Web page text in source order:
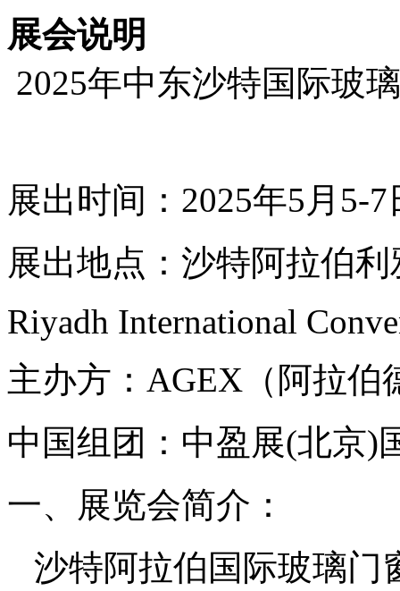
展会说明
2025年中东沙特国际玻
展出时间：2025年5月5-7
展出地点：沙特阿拉伯
Riyadh International
主办方：AGEX（阿
中国组团：中盈展(北京)
一、展览会简介：
沙特阿拉伯国际玻璃门